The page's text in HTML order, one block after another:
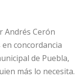
Andrés Cerón
concordancia
de Puebla,
más lo necesita.